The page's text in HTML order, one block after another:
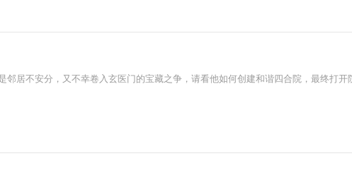
居不安分，又不幸卷入玄医门的宝藏之争，请看他如何创建和谐四合院，最终打开